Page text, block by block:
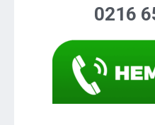
0216